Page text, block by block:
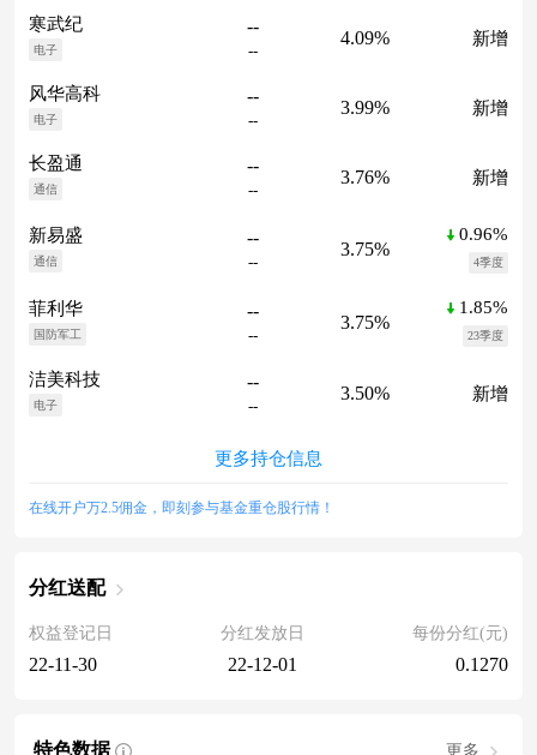
寒武纪
电子
--
--
4.09% 新增
风华高科
电子
--
--
3.99% 新增
长盈通
通信
--
--
3.76% 新增
新易盛
通信
--
--
3.75%
0.96%
4季度
菲利华
国防军工
--
--
3.75%
1.85%
23季度
洁美科技
电子
--
--
3.50% 新增
更多持仓信息
在线开户万2.5佣金，即刻参与基金重仓股行情！
分红送配
权益登记日
22-11-30
分红发放日
22-12-01
每份分红(元)
0.1270
特色数据 更多